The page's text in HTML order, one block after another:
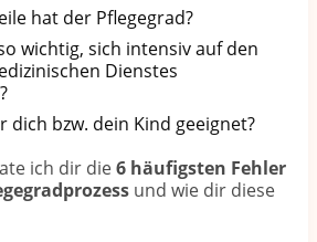
hat der Pflegegrad?
wichtig, sich intensiv auf den
Dienstes
dich bzw. dein Kind geeignet?
ich dir die6 häufigsten Fehler
und wie dir diese